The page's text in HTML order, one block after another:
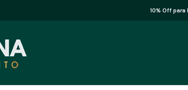
10% Off para